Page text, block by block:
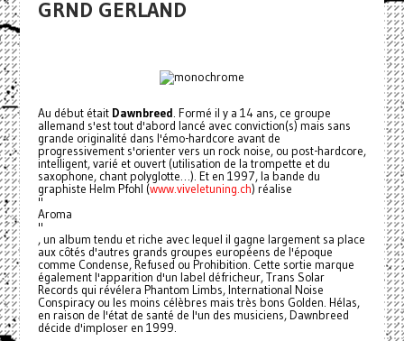
GRND GERLAND
Au début était Dawnbreed. Formé il y a 14 ans, ce groupe
allemand s'est tout d'abord lancé avec conviction(s) mais sans
grande originalité dans l'émo-hardcore avant de
progressivement s'orienter vers un rock noise, ou post-hardcore,
intelligent, varié et ouvert (utilisation de la trompette et du
saxophone, chant polyglotte…). Et en 1997, la bande du
graphiste Helm Pfohl (www.viveletuning.ch) réalise
"
Aroma
"
, un album tendu et riche avec lequel il gagne largement sa place
aux côtés d'autres grands groupes européens de l'époque
comme Condense, Refused ou Prohibition. Cette sortie marque
également l'apparition d'un label défricheur, Trans Solar
Records qui révélera Phantom Limbs, International Noise
Conspiracy ou les moins célèbres mais très bons Golden. Hélas,
en raison de l'état de santé de l'un des musiciens, Dawnbreed
décide d'imploser en 1999.